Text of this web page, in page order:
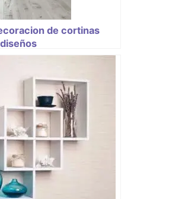
de cortinas